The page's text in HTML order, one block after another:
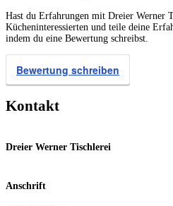
Hast du Erfahrungen mit Dreier Werner
Kücheninteressierten und teile deine
indem du eine Bewertung schreibst.
Bewertung schreiben
Kontakt
Dreier Werner Tischlerei
Anschrift